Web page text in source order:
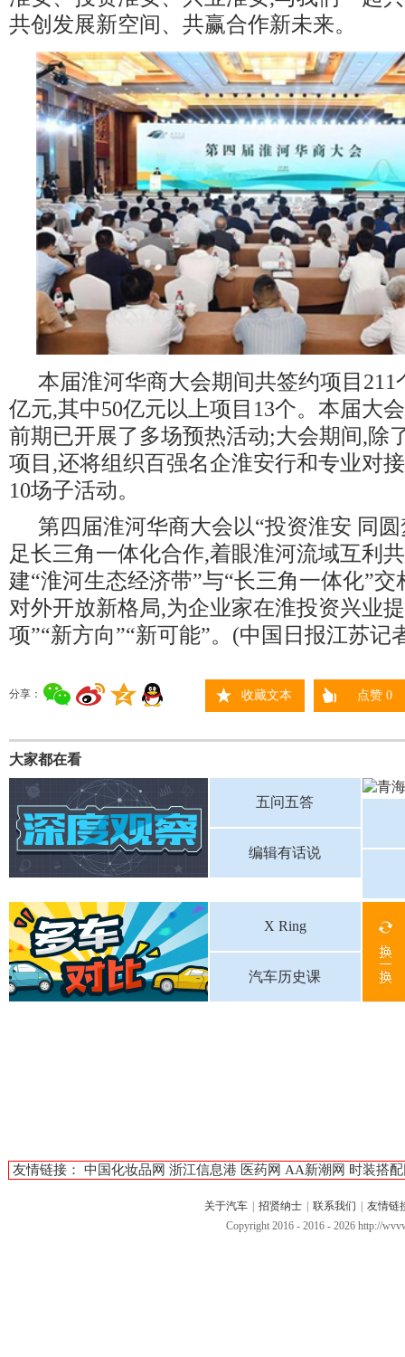
共创发展新空间、共赢合作新未来。
本届淮河华商大会期间共签约项目211
亿元,其中50亿元以上项目13个。本届大
前期已开展了多场预热活动;大会期间,除
项目,还将组织百强名企淮安行和专业对
10场子活动。
第四届淮河华商大会以“投资淮安 同
足长三角一体化合作,着眼淮河流域互利
建“淮河生态经济带”与“长三角一体化”
对外开放新格局,为企业家在淮投资兴业
项”“新方向”“新可能”。(中国日报江苏记
分享： 收藏文本 点赞0
大家都在看
五问五答
编辑有话说
X Ring
汽车历史课
友情链接： 中国化妆品网 浙江信息港 医药网 AA新潮网 时装搭
关于汽车 招贤纳士 联系我们
友情链
Copyright 2016 - 2016 - 2026 http://